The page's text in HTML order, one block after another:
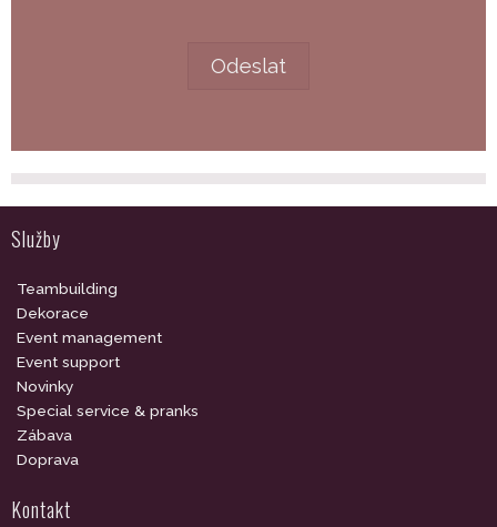
Služby
Teambuilding
Dekorace
Event management
Event support
Novinky
Special service & pranks
Zábava
Doprava
Kontakt